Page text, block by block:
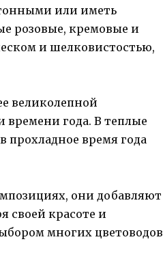
или иметь
розовые, кремовые и
и шелковистостью,
великолепной
времени года. В теплые
прохладное время года
они добавляют
своей красоте и
многих цветоводов